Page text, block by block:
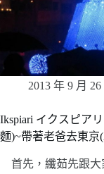
2013 年 9 月 26
Ikspiari イクスピア
麵)~帶著老爸去東京
首先，纖茹先跟大